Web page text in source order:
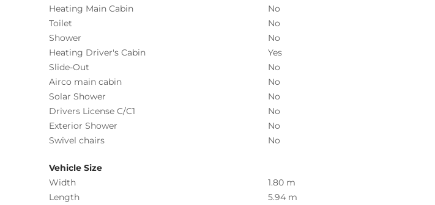
Heating Main Cabin
No
Toilet
No
Shower
No
Heating Driver's Cabin
Yes
Slide-Out
No
Airco main cabin
No
Solar Shower
No
Drivers License C/C1
No
Exterior Shower
No
Swivel chairs
No
Vehicle Size
Width
1.80 m
Length
5.94 m